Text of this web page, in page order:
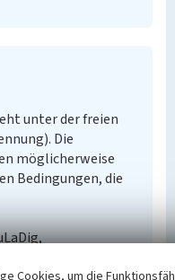
unter der freien
Die
möglicherweise
Bedingungen, die
Cookies, um die